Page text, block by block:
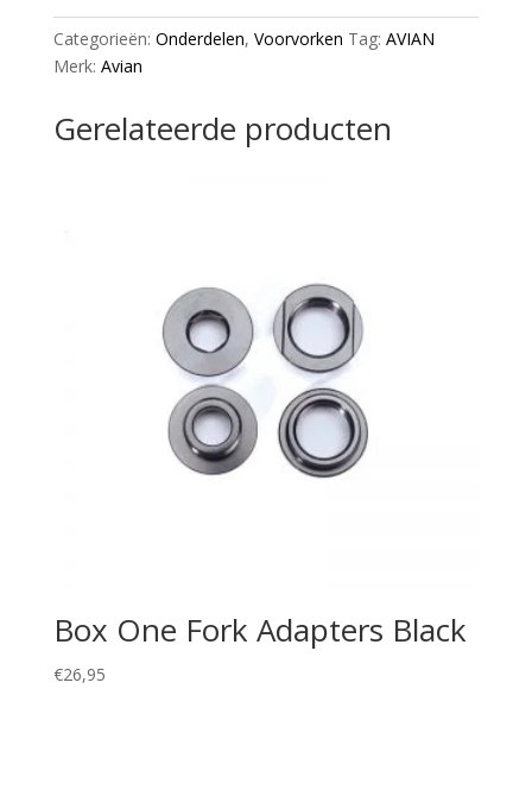
aantal
Categorieën: Onderdelen, Voorvorken Tag: AVIAN
Merk: Avian
Gerelateerde producten
Box One Fork Adapters Black
€26,95